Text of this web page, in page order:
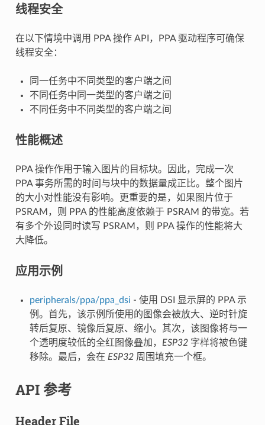
线程安全
在以下情境中调用 PPA 操作 API，PPA 驱动程序可确保
线程安全：
同一任务中不同类型的客户端之间
不同任务中同一类型的客户端之间
不同任务中不同类型的客户端之间
性能概述
PPA 操作作用于输入图片的目标块。因此，完成一次
PPA 事务所需的时间与块中的数据量成正比。整个图片
的大小对性能没有影响。更重要的是，如果图片位于
PSRAM，则 PPA 的性能高度依赖于 PSRAM 的带宽。若
有多个外设同时读写 PSRAM，则 PPA 操作的性能将大
大降低。
应用示例
peripherals/ppa/ppa_dsi - 使用 DSI 显示屏的 PPA 示
例。首先，该示例所使用的图像会被放大、逆时针旋
转后复原、镜像后复原、缩小。其次，该图像将与一
个透明度较低的全红图像叠加， ESP32字样将被色键
移除。最后，会在 ESP32周围填充一个框。
API 参考
Header File